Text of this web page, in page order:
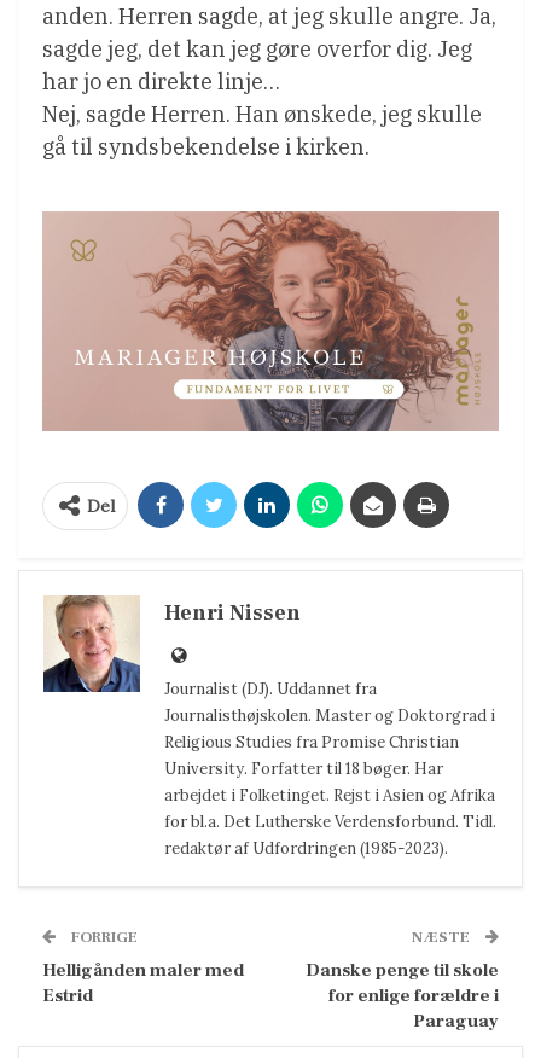
anden. Herren sagde, at jeg skulle angre. Ja,
sagde jeg, det kan jeg gøre overfor dig. Jeg
har jo en direkte linje…
Nej, sagde Herren. Han ønskede, jeg skulle
gå til syndsbekendelse i kirken.
Del
Henri Nissen
Journalist (DJ). Uddannet fra
Journalisthøjskolen. Master og Doktorgrad i
Religious Studies fra Promise Christian
University. Forfatter til 18 bøger. Har
arbejdet i Folketinget. Rejst i Asien og Afrika
for bl.a. Det Lutherske Verdensforbund. Tidl.
redaktør af Udfordringen (1985-2023).
FORRIGE
Helligånden maler med
Estrid
NÆSTE
Danske penge til skole
for enlige forældre i
Paraguay